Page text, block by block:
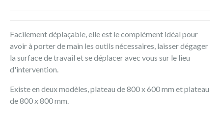
Facilement déplaçable, elle est le complément idéal pour
avoir à porter de main les outils nécessaires, laisser dégager
la surface de travail et se déplacer avec vous sur le lieu
d'intervention.
Existe en deux modèles, plateau de 800 x 600 mm et plateau
de 800 x 800 mm.